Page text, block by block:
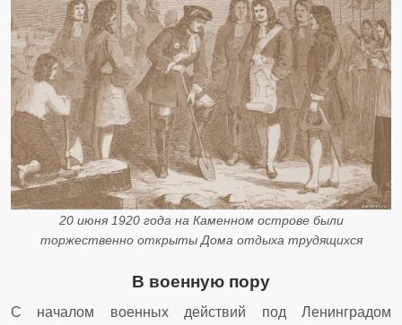
20 июня 1920 года на Каменном острове были
торжественно открыты Дома отдыха трудящихся
В военную пору
С началом военных действий под Ленинградом